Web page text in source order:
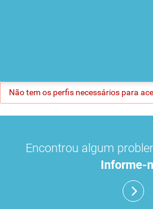
Não tem os perfis necessários para
Encontrou algum
Informe-